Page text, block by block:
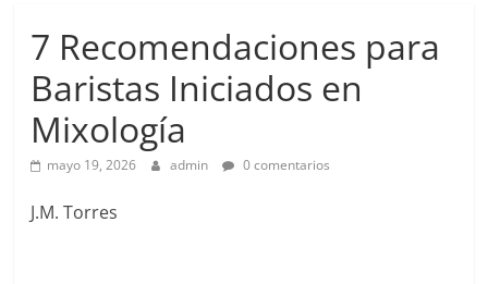
7 Recomendaciones para
Baristas Iniciados en
Mixología
mayo 19, 2026 admin 0 comentarios
J.M. Torres